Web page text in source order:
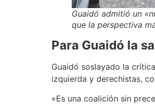
Guaidó admitió un
que la perspectiva
Para Guaidó la
Guaidó soslayado la
izquierda y derechistas,
«Es una coalición sin